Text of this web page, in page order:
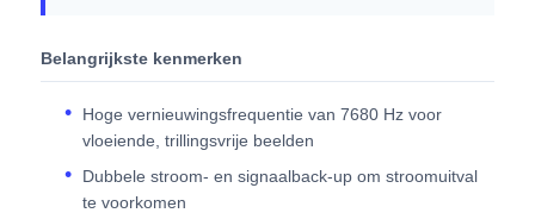
Belangrijkste kenmerken
Hoge vernieuwingsfrequentie van 7680 Hz voor
vloeiende, trillingsvrije beelden
Dubbele stroom- en signaalback-up om stroomuitval
te voorkomen